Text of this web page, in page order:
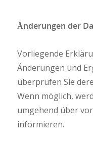
Änderungen der
Vorliegende
Änderungen und
überprüfen Sie
Wenn möglich,
umgehend über
informieren.